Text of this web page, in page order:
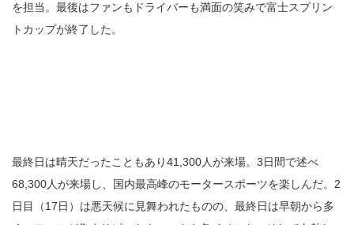
を担当。最後はファンもドライバーも満面の笑みで富士スプリン
トカップが終了した。
最終日は晴天だったこともあり41,300人が来場。3日間で述べ
68,300人が来場し、国内最高峰のモータースポーツを楽しんだ。2
日目（17日）は悪天候に見舞われたものの、最終日は早朝から多